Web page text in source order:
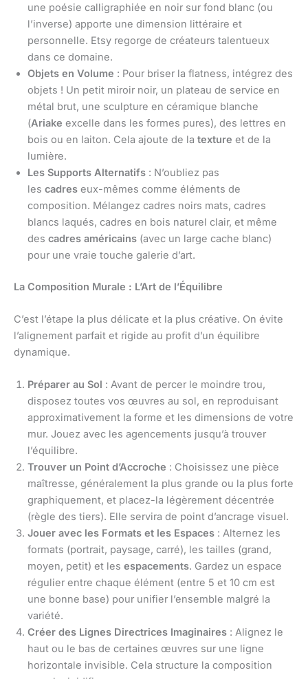
une poésie calligraphiée en noir sur fond blanc (ou
l’inverse) apporte une dimension littéraire et
personnelle. Etsy regorge de créateurs talentueux
dans ce domaine.
Objets en Volume : Pour briser la flatness, intégrez des
objets ! Un petit miroir noir, un plateau de service en
métal brut, une sculpture en céramique blanche
(Ariake excelle dans les formes pures), des lettres en
bois ou en laiton. Cela ajoute de la texture et de la
lumière.
Les Supports Alternatifs : N’oubliez pas
les cadres eux-mêmes comme éléments de
composition. Mélangez cadres noirs mats, cadres
blancs laqués, cadres en bois naturel clair, et même
des cadres américains (avec un large cache blanc)
pour une vraie touche galerie d’art.
La Composition Murale : L’Art de l’Équilibre
C’est l’étape la plus délicate et la plus créative. On évite
l’alignement parfait et rigide au profit d’un équilibre
dynamique.
Préparer au Sol : Avant de percer le moindre trou,
disposez toutes vos œuvres au sol, en reproduisant
approximativement la forme et les dimensions de votre
mur. Jouez avec les agencements jusqu’à trouver
l’équilibre.
Trouver un Point d’Accroche : Choisissez une pièce
maîtresse, généralement la plus grande ou la plus forte
graphiquement, et placez-la légèrement décentrée
(règle des tiers). Elle servira de point d’ancrage visuel.
Jouer avec les Formats et les Espaces : Alternez les
formats (portrait, paysage, carré), les tailles (grand,
moyen, petit) et les espacements. Gardez un espace
régulier entre chaque élément (entre 5 et 10 cm est
une bonne base) pour unifier l’ensemble malgré la
variété.
Créer des Lignes Directrices Imaginaires : Alignez le
haut ou le bas de certaines œuvres sur une ligne
horizontale invisible. Cela structure la composition